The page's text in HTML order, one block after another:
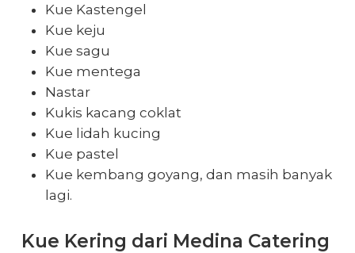
Kue Kastengel
Kue keju
Kue sagu
Kue mentega
Nastar
Kukis kacang coklat
Kue lidah kucing
Kue pastel
Kue kembang goyang, dan masih banyak
lagi.
Kue Kering dari Medina Catering